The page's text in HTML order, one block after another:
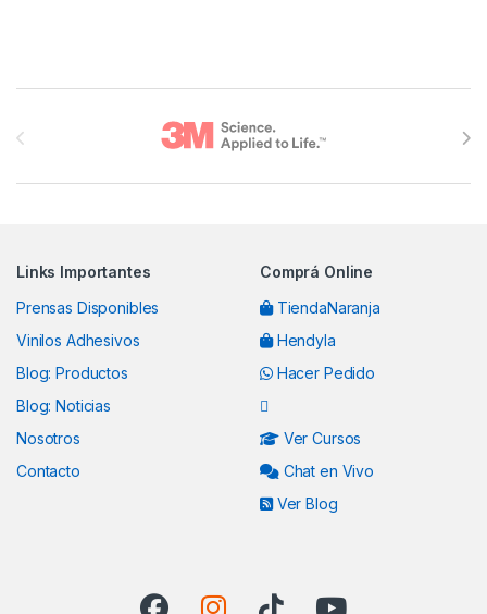
Links Importantes
Prensas Disponibles
Vinilos Adhesivos
Blog: Productos
Blog: Noticias
Nosotros
Contacto
Comprá Online
TiendaNaranja
Hendyla
Hacer Pedido
Ver Cursos
Chat en Vivo
Ver Blog